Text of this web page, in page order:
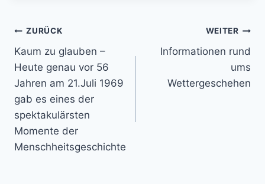
Beitragsnavigation
ZURÜCK
Kaum zu glauben –
Heute genau vor 56
Jahren am 21.Juli 1969
gab es eines der
spektakulärsten
Momente der
Menschheitsgeschichte
WEITER
Informationen rund
ums
Wettergeschehen